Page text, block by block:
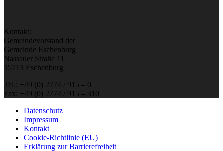
Kontakt:
Gemeindevorstand der
Gemeinde Eschenburg
Nassauer Straße 11
35713 Eschenburg
Tel.: +49 (0) 2774 / 915 – 0
Fax: +49 (0) 2774 / 915 – 310
Datenschutz
Impressum
Kontakt
Cookie-Richtlinie (EU)
Erklärung zur Barrierefreiheit